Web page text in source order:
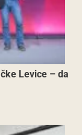
Levice – da